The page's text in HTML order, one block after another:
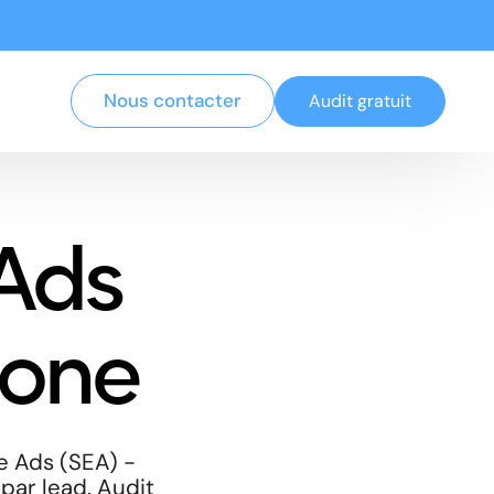
Nous contacter Audit gratuit
Ads (SEA) -
lead. Audit